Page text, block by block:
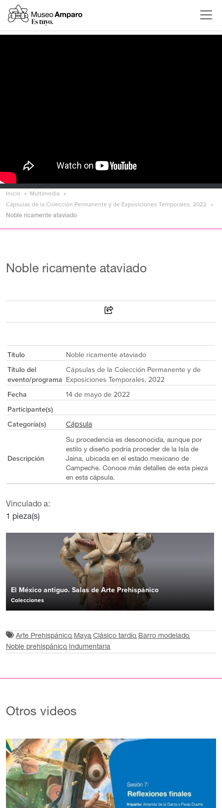
Inicio
Multimedia
Cápsulas de la Colección Permanente y de Exposiciones Temporales, 2022
Noble ricamente ataviado
Noble ricamente ataviado
Título
Noble ricamente ataviado
Título del
evento/programa
Cápsulas de la Colección Permanente y de
Exposiciones Temporales, 2022
Fecha
14 de mayo de 2022
Participante(s)
Categoría(s)
Cápsula
Descripción
Su procedencia es desconocida, aunque por
estilo y diseño podría proceder de la Isla de
Jaina, ubicada en el estado mexicano de
Campeche. Conoce más detalles de esta pieza
en esta cápsula.
Vinculado a:
1 pieza(s)
El México antiguo. Salas de Arte Prehispánico
Colecciones
Arte Prehispánico Maya Clásico tardío Barro modelado
Noble prehispánico
Indumentaria
Otros videos